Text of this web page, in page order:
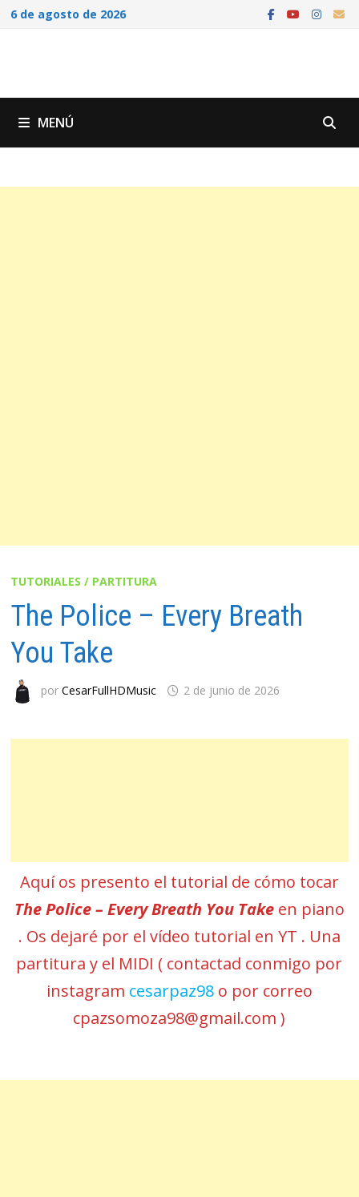
Saltar
6 de agosto de 2026
MENÚ
TUTORIALES / PARTITURA
The Police – Every Breath
You Take
porCesarFullHDMusic 2 de junio de 2026
Aquí os presento el tutorial de cómo tocar
The Police – Every Breath You Take en piano
. Os dejaré por el vídeo tutorial en YT . Una
partitura y el MIDI ( contactad conmigo por
instagram cesarpaz98o por correo
cpazsomoza98@gmail.com )